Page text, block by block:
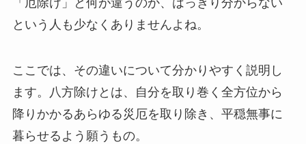
という人も少なくありませんよね。
ここでは、その違いについて分かりやすく説明し
ます。八方除けとは、自分を取り巻く全方位から
降りかかるあらゆる災厄を取り除き、平穏無事に
暮らせるよう願うもの。